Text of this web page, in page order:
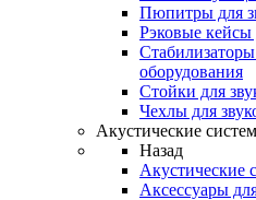
Пюпитры для
Рэковые кейсы
оборудования
Стойки для
Чехлы для
Акустические
Назад
Акустические
Аксессуары